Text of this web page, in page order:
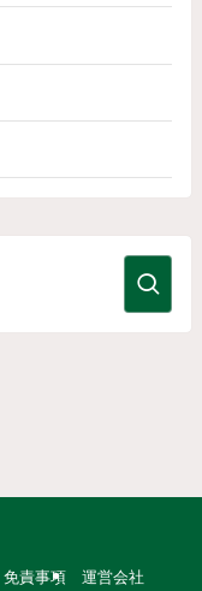
免責事項 運営会社